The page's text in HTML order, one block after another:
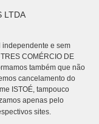
LTDA
independente e sem
COMÉRCIO DE
também que não
cancelamento do
ISTOÉ, tampouco
apenas pelo
sites.